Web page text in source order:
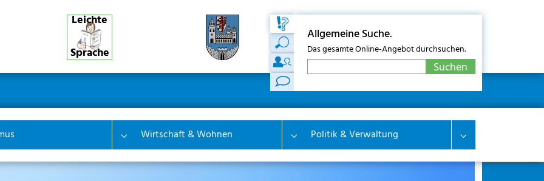
Leichte
Sprache
Allgemeine Suche.
Das gesamte Online-Angebot durchsuchen.
"Bürgerinfo & Service" Submenu for "Tourismus"
Wirtschaft & Wohnen Submenu for "Wirtschaft & Wohnen"
Politik & Verwaltung Submenu for